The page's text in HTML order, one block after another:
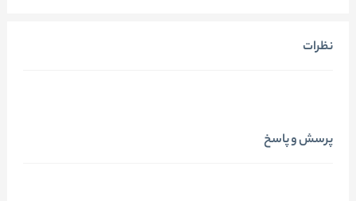
نظرات
پرسش و پاسخ